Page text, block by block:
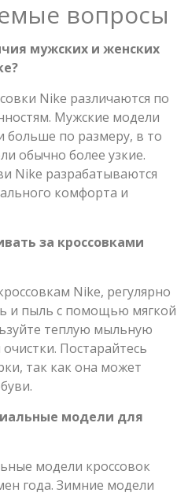
вопросы
мужских и женских
Nike различаются по
Мужские модели
по размеру, в то
обычно более узкие.
Nike разрабатываются
комфорта и
за кроссовками
Nike, регулярно
и пыль с помощью мягкой
теплую мыльную
Постарайтесь
так как она может
модели для
модели кроссовок
года. Зимние модели